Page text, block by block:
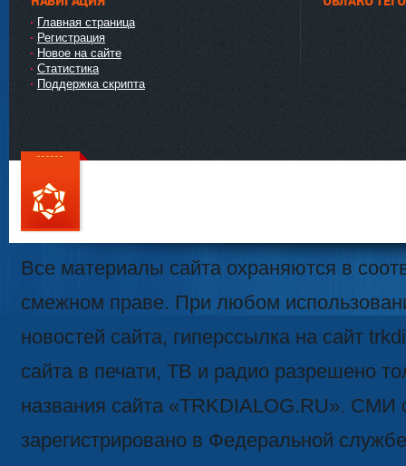
Главная страница
Регистрация
Новое на сайте
Статистика
Поддержка скрипта
111
Все материалы сайта охраняются в
смежном праве. При любом
новостей сайта, гиперссылка на сайт
сайта в печати, ТВ и радио разрешено
названия сайта «TRKDIALOG.RU». СМИ
зарегистрировано в Федеральной